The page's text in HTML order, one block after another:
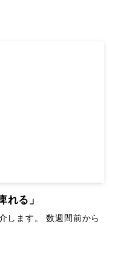
れる」
します。 数週間前から